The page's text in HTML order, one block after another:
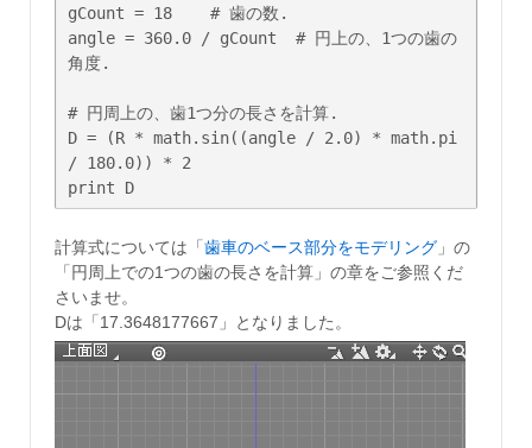
gCount = 18    # 歯の数.
angle = 360.0 / gCount  # 円上の、1つの歯の
角度.
# 円周上の、歯1つ分の長さを計算.
D = (R * math.sin((angle / 2.0) * math.pi
/ 180.0)) * 2
print D
計算式については「 歯車のベース部分をモデリング 」の
「円周上での1つの歯の長さを計算」の章をご参照くだ
さいませ。
Dは「17.3648177667」となりました。